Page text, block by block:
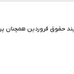
حقوق فروردین همچنان